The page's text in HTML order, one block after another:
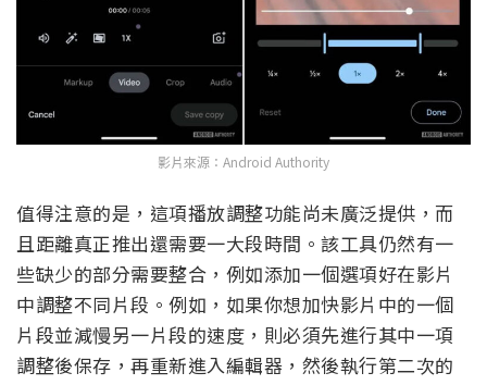
影片來源：Android Authority
值得注意的是，這項播放調整功能尚未廣泛提供，而
且距離真正推出還需要一大段時間。該工具仍然有一
些缺少的部分需要整合，例如添加一個選項好在影片
中調整不同片段。例如，如果你想加快影片中的一個
片段並減慢另一片段的速度，則必須先進行其中一項
調整後保存，再重新進入編輯器，然後執行第二次的